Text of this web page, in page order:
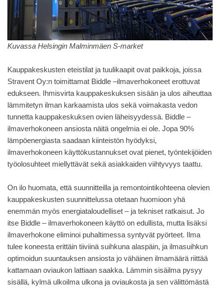
Kuvassa Helsingin Malminmäen S-market
Kauppakeskusten eteistilat ja tuulikaapit ovat paikkoja, joissa
Stravent Oy:n toimittamat Biddle –ilmaverhokoneet erottuvat
edukseen. Ihmisvirta kauppakeskuksen sisään ja ulos aiheuttaa
lämmitetyn ilman karkaamista ulos sekä voimakasta vedon
tunnetta kauppakeskuksen ovien läheisyydessä. Biddle –
ilmaverhokoneen ansiosta näitä ongelmia ei ole. Jopa 90%
lämpöenergiasta saadaan kiinteistön hyödyksi,
ilmaverhokoneen käyttökustannukset ovat pienet, työntekijöiden
työolosuhteet miellyttävät sekä asiakkaiden viihtyvyys taattu.
On ilo huomata, että suunnitteilla ja remontointikohteena olevien
kauppakeskusten suunnittelussa otetaan huomioon yhä
enemmän myös energiataloudelliset – ja tekniset ratkaisut. Jo
itse Biddle – ilmaverhokoneen käyttö on edullista, mutta lisäksi
ilmaverhokone eliminoi puhaltimessa syntyvät pyörteet. Ilma
tulee koneesta erittäin tiiviinä suihkuna alaspäin, ja ilmasuihkun
optimoidun suuntauksen ansiosta jo vähäinen ilmamäärä riittää
kattamaan oviaukon lattiaan saakka. Lämmin sisäilma pysyy
sisällä, kylmä ulkoilma ulkona ja oviaukosta ja sen välittömästä